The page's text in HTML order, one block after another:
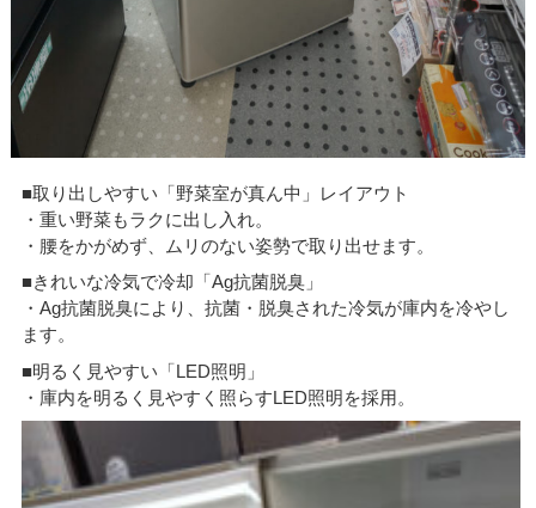
■取り出しやすい「野菜室が真ん中」レイアウト
・重い野菜もラクに出し入れ。
・腰をかがめず、ムリのない姿勢で取り出せます。
■きれいな冷気で冷却「Ag抗菌脱臭」
・Ag抗菌脱臭により、抗菌・脱臭された冷気が庫内を冷やし
ます。
■明るく見やすい「LED照明」
・庫内を明るく見やすく照らすLED照明を採用。